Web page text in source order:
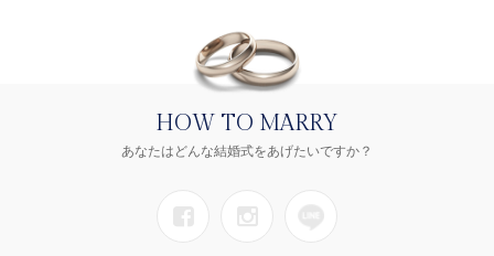
HOW TO MARRY
あなたはどんな結婚式をあげたいですか？